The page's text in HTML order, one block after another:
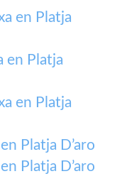
en Platja
en Platja
en Platja
Platja D’aro
Platja D’aro